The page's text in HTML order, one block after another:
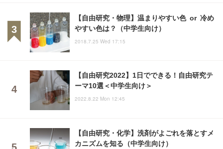
【自由研究・物理】温まりやすい色 or 冷め
やすい色は？（中学生向け）
2018.7.25 Wed 17:15
【自由研究2022】1日でできる！自由研究テ
ーマ10選＜中学生向け＞
2022.8.22 Mon 12:45
【自由研究・化学】洗剤がよごれを落とすメ
カニズムを知る（中学生向け）